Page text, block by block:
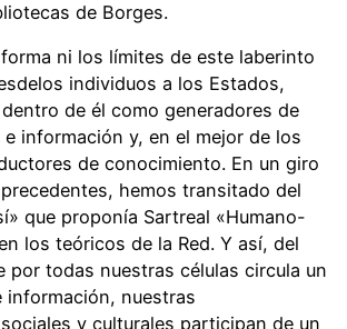
de Borges.
ni los límites de este laberinto
individuos a los Estados,
de él como generadores de
información y, en el mejor de los
de conocimiento. En un giro
hemos transitado del
que proponía Sartreal «Humano-
los teóricos de la Red. Y así, del
por todas nuestras células circula un
información, nuestras
y culturales participan de un